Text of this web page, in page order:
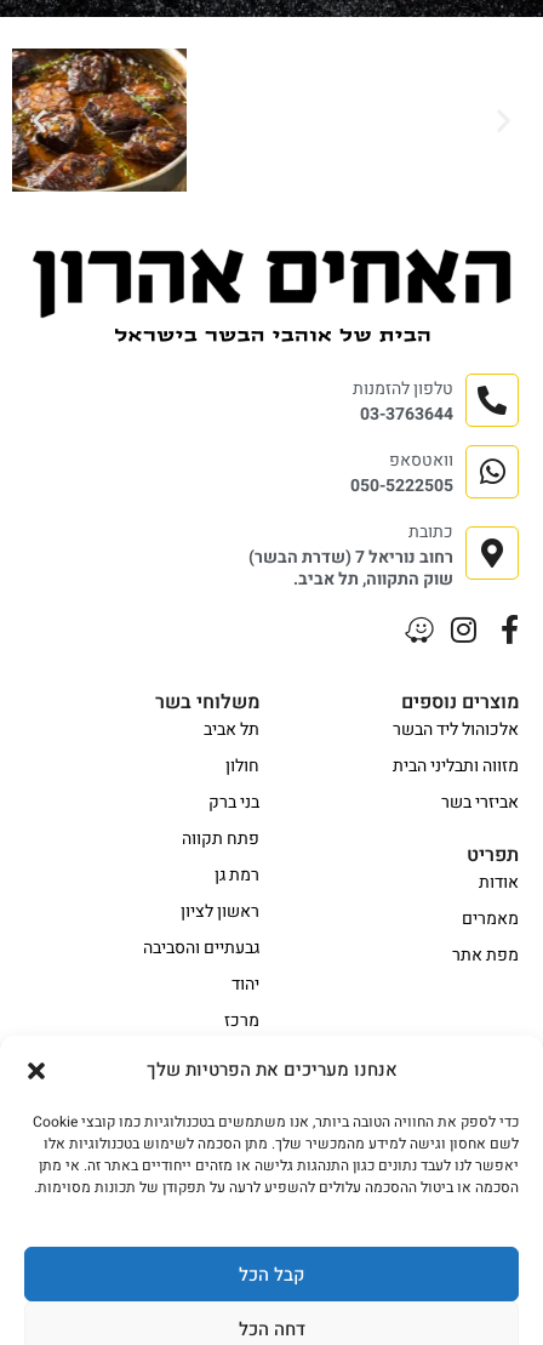
אנחנו מעריכים את הפרטיות שלך
כדי לספק את החוויה הטובה ביותר, אנו משתמשים בטכנולוגיות כמו קובצי Cookie
לשם אחסון וגישה למידע מהמכשיר שלך. מתן הסכמה לשימוש בטכנולוגיות אלו
יאפשר לנו לעבד נתונים כגון התנהגות גלישה או מזהים ייחודיים באתר זה. אי מתן
הסכמה או ביטול ההסכמה עלולים להשפיע לרעה על תפקודן של תכונות מסוימות.
קבל הכל
דחה הכל
אווז
בשר בקר משובח
בשר בקר עגלה משובח
בשר למעשנת
הודו
חלקים אחוריים
מיוחדי מסורת1
נתחי פנים
עוף
משלוחי בשר
תל אביב
חולון
בני ברק
פתח תקווה
רמת גן
ראשון לציון
גבעתיים והסביבה
יהוד
מרכז
מוצרים נוספים
אלכוהול ליד הבשר
מזווה ותבליני הבית
אביזרי בשר
תפריט
אודות
מאמרים
מפת אתר
טלפון להזמנות
03-3763644
וואטסאפ
050-5222505
כתובת
רחוב נוריאל 7 (שדרת הבשר)
שוק התקווה, תל אביב.